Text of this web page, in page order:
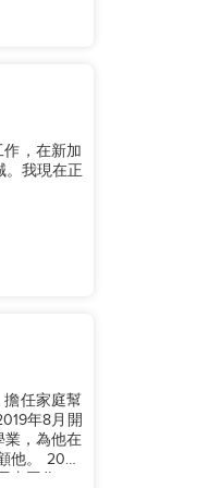
，在新加
。我現在正
擔任家庭幫
業，為他在
2025